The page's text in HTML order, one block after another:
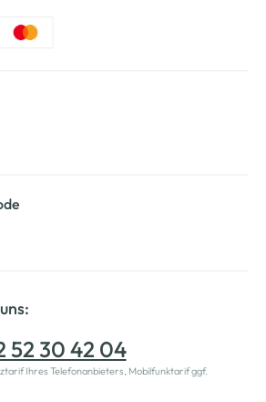
52 30 42 04
Ihres Telefonanbieters, Mobilfunktarif ggf.